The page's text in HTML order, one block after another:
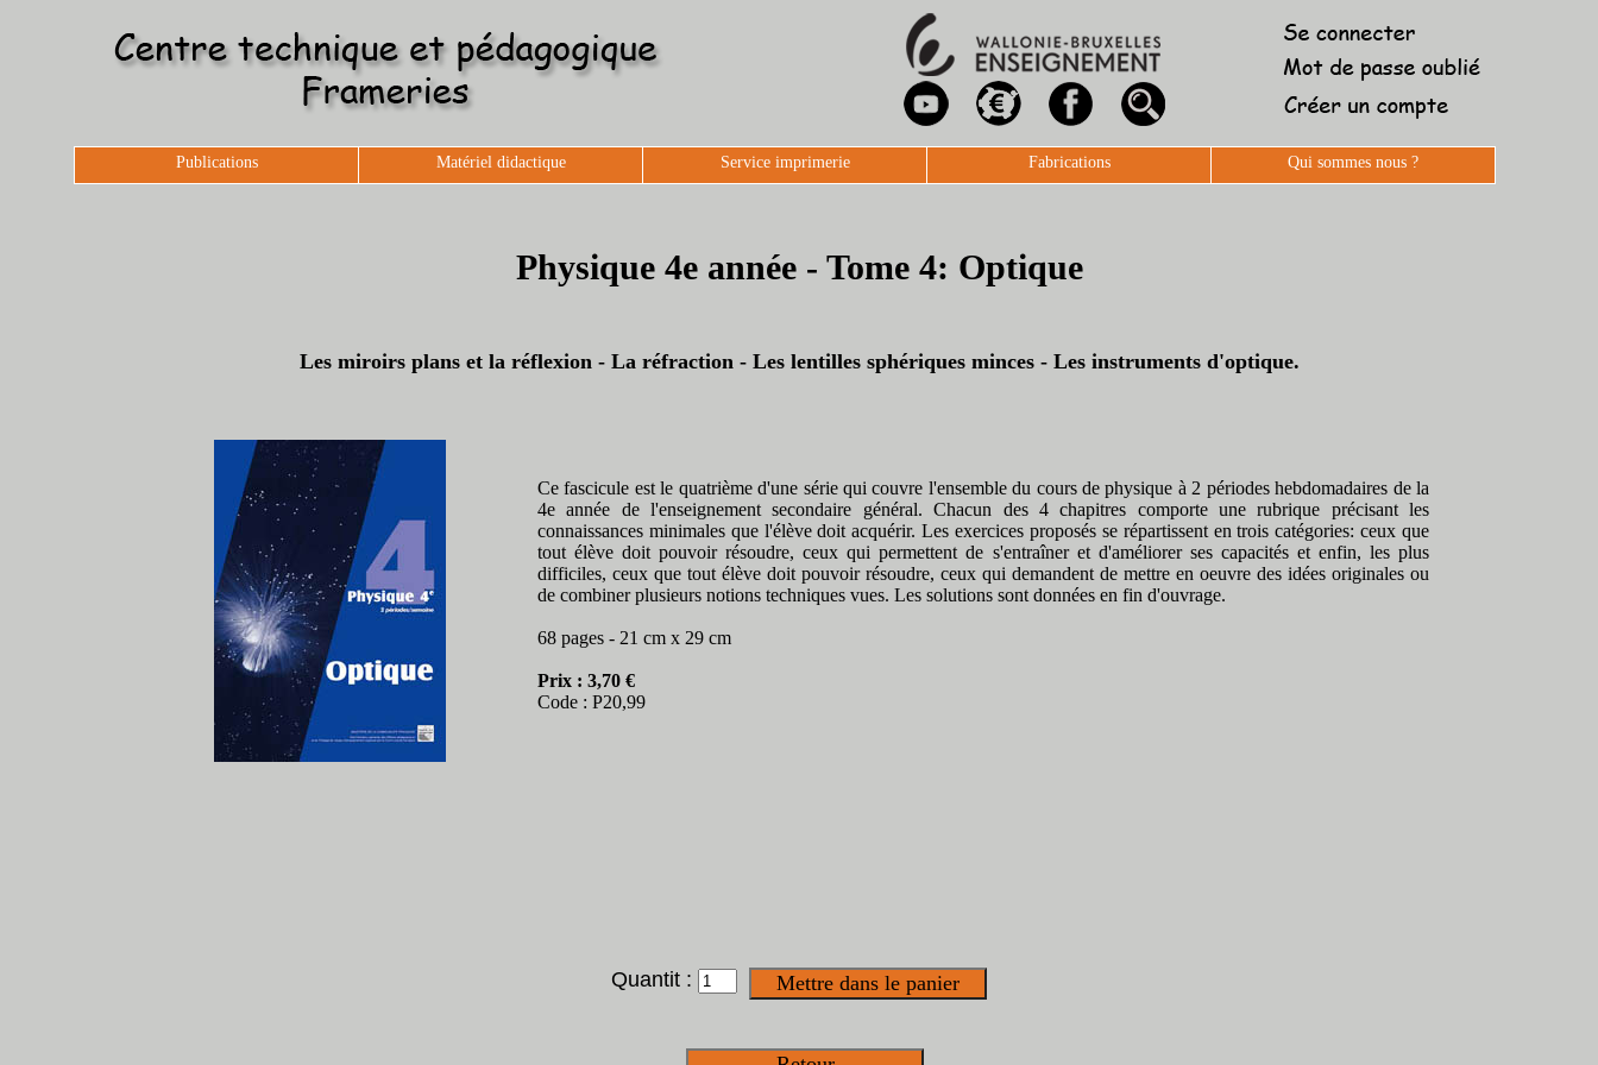
Publications Matériel didactique Service imprimerie Fabrications Qui sommes nous ?
Physique 4e année - Tome 4: Optique
Les miroirs plans et la réflexion - La réfraction - Les lentilles sphériques minces - Les instruments d'optique.
Ce fascicule est le quatrième d'une série qui couvre l'ensemble du cours de physique à 2 périodes hebdomadaires de la
4e année de l'enseignement secondaire général. Chacun des 4 chapitres comporte une rubrique précisant les
connaissances minimales que l'élève doit acquérir. Les exercices proposés se répartissent en trois catégories: ceux que
tout élève doit pouvoir résoudre, ceux qui permettent de s'entraîner et d'améliorer ses capacités et enfin, les plus
difficiles, ceux que tout élève doit pouvoir résoudre, ceux qui demandent de mettre en oeuvre des idées originales ou
de combiner plusieurs notions techniques vues. Les solutions sont données en fin d'ouvrage.
68 pages - 21 cm x 29 cm
Prix : 3,70 €
Code : P20,99
Quantit :